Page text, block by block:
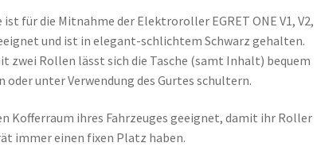
ist für die Mitnahme der Elektroroller EGRET ONE V1, V2,
und ist in elegant-schlichtem Schwarz gehalten.
zwei Rollen lässt sich die Tasche (samt Inhalt) bequem
oder unter Verwendung des Gurtes schultern.
Kofferraum ihres Fahrzeuges geeignet, damit ihr Roller
immer einen fixen Platz haben.